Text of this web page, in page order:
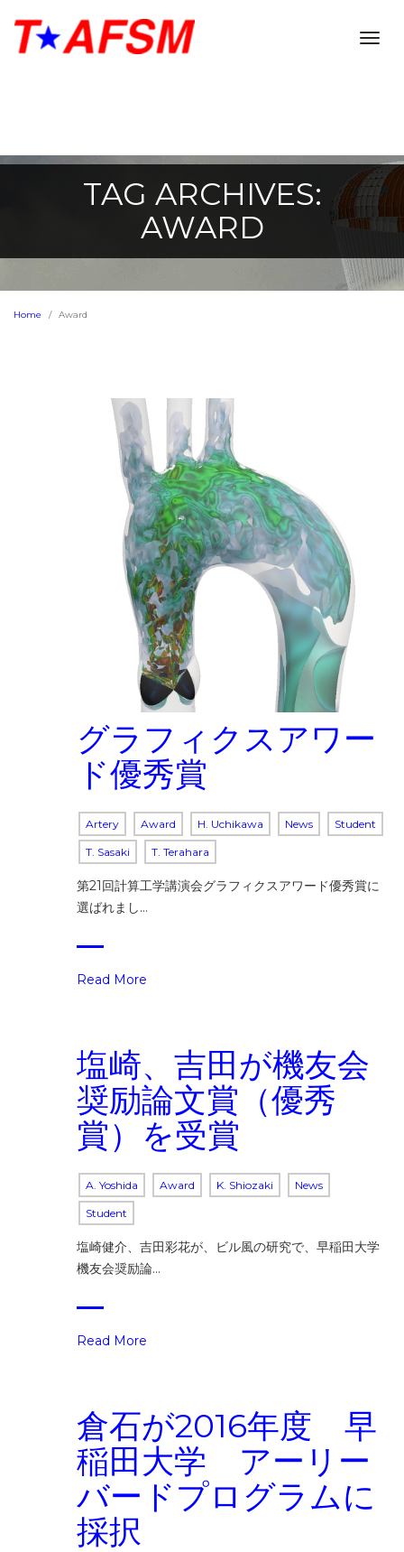
TAG ARCHIVES:
AWARD
Home Award
グラフィクスアワー
ド優秀賞
Artery Award H. Uchikawa News Student
T. Sasaki T. Terahara
第21回計算工学講演会グラフィクスアワード優秀賞に
選ばれまし…
Read More
塩崎、吉田が機友会
奨励論文賞（優秀
賞）を受賞
A. Yoshida Award K. Shiozaki News
Student
塩崎健介、吉田彩花が、ビル風の研究で、早稲田大学
機友会奨励論…
Read More
倉石が2016年度 早
稲田大学 アーリー
バードプログラムに
採択